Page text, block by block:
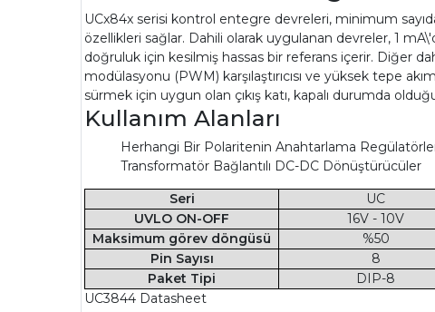
UCx84x serisi kontrol entegre devreleri, minimum
özellikleri sağlar. Dahili olarak uygulanan devreler, 1
doğruluk için kesilmiş hassas bir referans içerir. Diğer
modülasyonu (PWM) karşılaştırıcısı ve yüksek tepe
sürmek için uygun olan çıkış katı, kapalı durumda
Kullanım Alanları
Herhangi Bir Polaritenin Anahtarlama
Transformatör Bağlantılı DC-DC Dönüştürücüler
Seri
UC
UVLO ON-OFF
16V - 10V
Maksimum görev döngüsü
%50
Pin Sayısı
8
Paket Tipi
DIP-8
UC3844 Datasheet